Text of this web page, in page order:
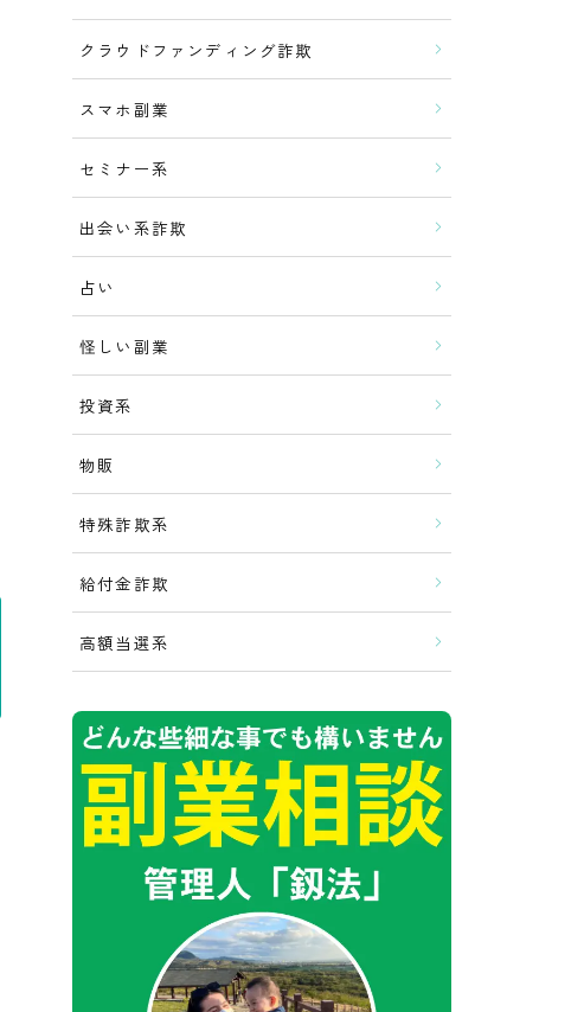
クラウドファンディング詐欺
スマホ副業
セミナー系
出会い系詐欺
占い
怪しい副業
投資系
物販
特殊詐欺系
給付金詐欺
高額当選系